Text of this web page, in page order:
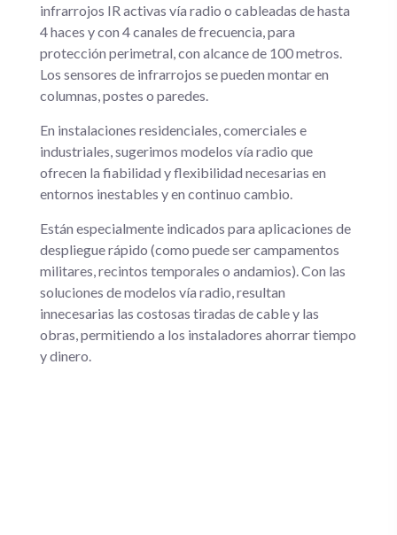
infrarrojos IR activas vía radio o cableadas de hasta
4 haces y con 4 canales de frecuencia, para
protección perimetral, con alcance de 100 metros.
Los sensores de infrarrojos se pueden montar en
columnas, postes o paredes.
En instalaciones residenciales, comerciales e
industriales, sugerimos modelos vía radio que
ofrecen la fiabilidad y flexibilidad necesarias en
entornos inestables y en continuo cambio.
Están especialmente indicados para aplicaciones de
despliegue rápido (como puede ser campamentos
militares, recintos temporales o andamios). Con las
soluciones de modelos vía radio, resultan
innecesarias las costosas tiradas de cable y las
obras, permitiendo a los instaladores ahorrar tiempo
y dinero.